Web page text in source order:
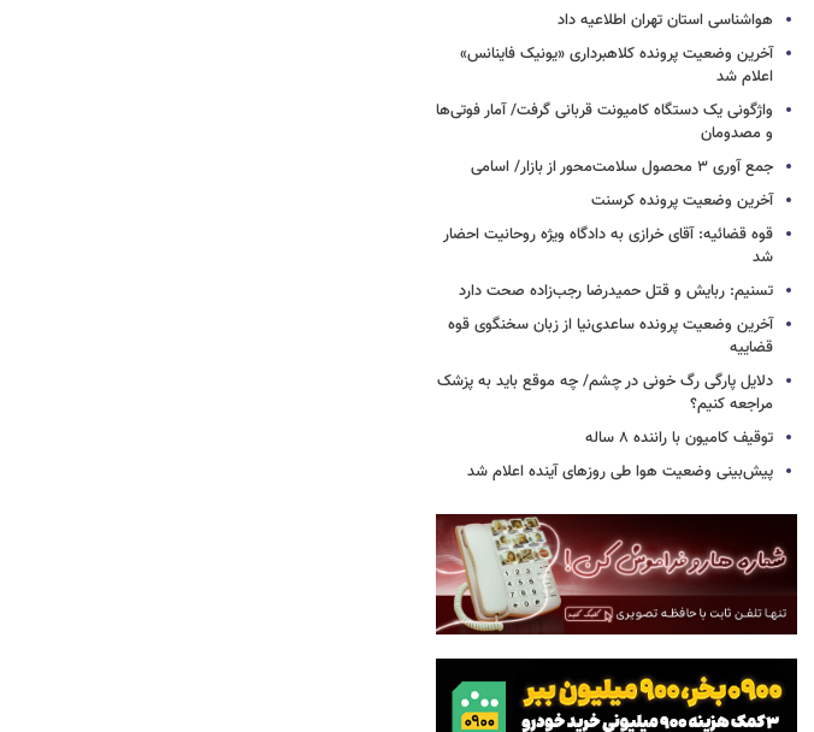
هواشناسی استان تهران اطلاعیه داد
آخرین وضعیت پرونده کلاهبرداری «یونیک فاینانس»
اعلام شد
واژگونی یک دستگاه کامیونت قربانی گرفت/ آمار فوتی‌ها
و مصدومان
جمع آوری ۳ محصول سلامت‌محور از بازار/ اسامی
آخرین وضعیت پرونده کرسنت
قوه قضائیه: آقای خرازی به دادگاه ویژه روحانیت احضار
شد
تسنیم: ربایش و قتل حمیدرضا رجب‌زاده صحت دارد
آخرین وضعیت پرونده ساعدی‌نیا از زبان سخنگوی قوه
قضاییه
دلایل پارگی رگ خونی در چشم/ چه موقع باید به پزشک
مراجعه کنیم؟
توقیف کامیون با راننده ۸ ساله
پیش‌بینی وضعیت هوا طی روزهای آینده اعلام شد